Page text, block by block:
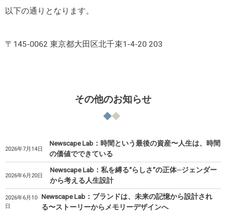
以下の通りとなります。
〒145-0062 東京都大田区北千束1-4-20 203
その他のお知らせ
2026年7月14日
Newscape Lab：時間という最後の資産〜人生は、時間
の価値でできている
2026年6月20日
Newscape Lab：私を縛る“らしさ”の正体─ジェンダー
から考える人生設計
2026年6月10
日
Newscape Lab：ブランドは、未来の記憶から設計され
る〜ストーリーからメモリーデザインへ